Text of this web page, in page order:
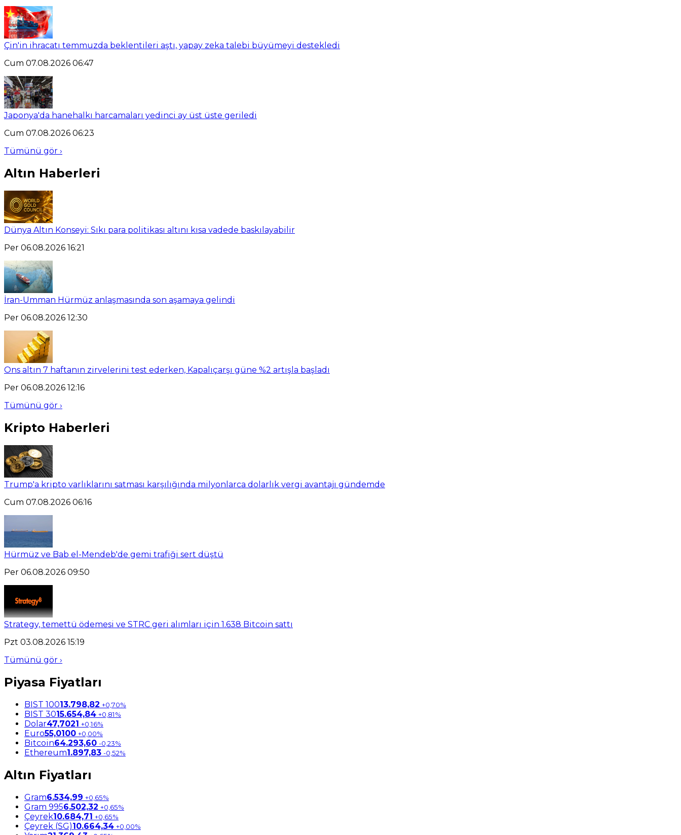
Çin'in ihracatı temmuzda beklentileri aştı, yapay zeka talebi büyümeyi destekledi
Cum 07.08.2026 06:47
Japonya'da hanehalkı harcamaları yedinci ay üst üste geriledi
Cum 07.08.2026 06:23
Tümünü gör ›
Altın Haberleri
Dünya Altın Konseyi: Sıkı para politikası altını kısa vadede baskılayabilir
Per 06.08.2026 16:21
İran-Umman Hürmüz anlaşmasında son aşamaya gelindi
Per 06.08.2026 12:30
Ons altın 7 haftanın zirvelerini test ederken, Kapalıçarşı güne %2 artışla başladı
Per 06.08.2026 12:16
Tümünü gör ›
Kripto Haberleri
Trump'a kripto varlıklarını satması karşılığında milyonlarca dolarlık vergi avantajı gündemde
Cum 07.08.2026 06:16
Hürmüz ve Bab el-Mendeb'de gemi trafiği sert düştü
Per 06.08.2026 09:50
Strategy, temettü ödemesi ve STRC geri alımları için 1.638 Bitcoin sattı
Pzt 03.08.2026 15:19
Tümünü gör ›
Piyasa Fiyatları
BIST 10013.798,82 +0,70%
BIST 3015.654,84 +0,81%
Dolar47,7021 +0,16%
Euro55,0100 +0,00%
Bitcoin64.293,60 -0,23%
Ethereum1.897,83 -0,52%
Altın Fiyatları
Gram6.534,99 +0,65%
Gram 9956.502,32 +0,65%
Çeyrek10.684,71 +0,65%
Çeyrek (SG)10.664,34 +0,00%